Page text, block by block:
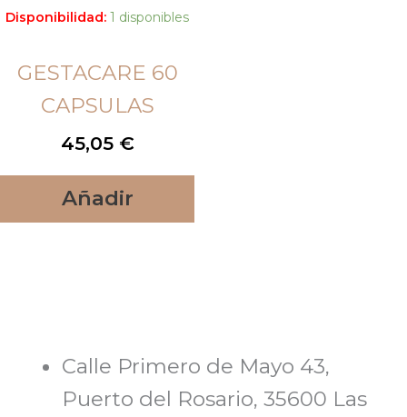
Disponibilidad: 1 disponibles
GESTACARE 60
CAPSULAS
45,05 €
Añadir
Calle Primero de Mayo 43,
Puerto del Rosario, 35600 Las